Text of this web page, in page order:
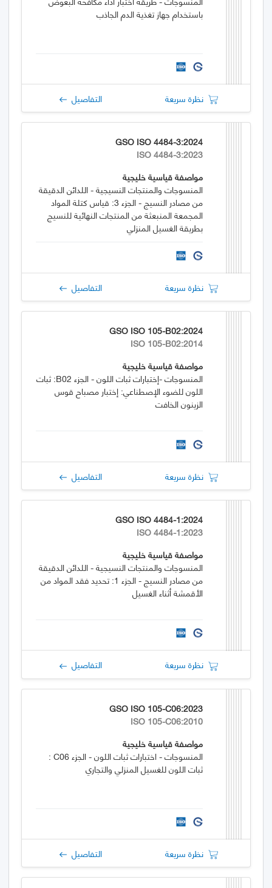
باستخدام جهاز تغذية الدم الجاذب
نظرة سريعة التفاصيل
GSO ISO 4484-3:2024
ISO 4484-3:2023
مواصفة قياسية خليجية
المنسوجات والمنتجات النسيجية - اللدائن الدقيقة
من مصادر النسيج - الجزء 3: قياس كتلة المواد
المجمعة المنبعثة من المنتجات النهائية للنسيج
بطريقة الغسيل المنزلي
نظرة سريعة التفاصيل
GSO ISO 105-B02:2024
ISO 105-B02:2014
مواصفة قياسية خليجية
المنسوجات -إختبارات ثبات اللون - الجزء B02: ثبات
اللون للضوء الإصطناعي: إختبار مصباح قوس
الزينون الخافت
نظرة سريعة التفاصيل
GSO ISO 4484-1:2024
ISO 4484-1:2023
مواصفة قياسية خليجية
المنسوجات والمنتجات النسيجية - اللدائن الدقيقة
من مصادر النسيج - الجزء 1: تحديد فقد المواد من
الأقمشة أثناء الغسيل
نظرة سريعة التفاصيل
GSO ISO 105-C06:2023
ISO 105-C06:2010
مواصفة قياسية خليجية
المنسوجات - اختبارات ثبات اللون - الجزء C06 :
ثبات اللون للغسيل المنزلي والتجاري
نظرة سريعة التفاصيل